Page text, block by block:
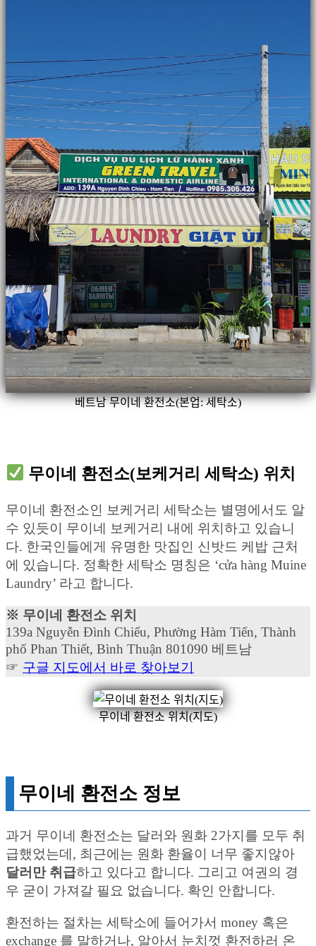
베트남 무이네 환전소(본업: 세탁소)
무이네 환전소(보케거리 세탁소) 위치
무이네 환전소인 보케거리 세탁소는 별명에서도 알
수 있듯이 무이네 보케거리 내에 위치하고 있습니
다. 한국인들에게 유명한 맛집인 신밧드 케밥 근처
에 있습니다. 정확한 세탁소 명칭은 ‘cửa hàng Muine
Laundry’ 라고 합니다.
※ 무이네 환전소 위치
139a Nguyễn Đình Chiểu, Phường Hàm Tiến, Thành
phố Phan Thiết, Bình Thuận 801090 베트남
☞ 구글 지도에서 바로 찾아보기
무이네 환전소 위치(지도)
무이네 환전소 정보
과거 무이네 환전소는 달러와 원화 2가지를 모두 취
급했었는데, 최근에는 원화 환율이 너무 좋지않아
달러만 취급하고 있다고 합니다. 그리고 여권의 경
우 굳이 가져갈 필요 없습니다. 확인 안합니다.
환전하는 절차는 세탁소에 들어가서 money 혹은
exchange 를 말하거나, 알아서 눈치껏 환전하러 온